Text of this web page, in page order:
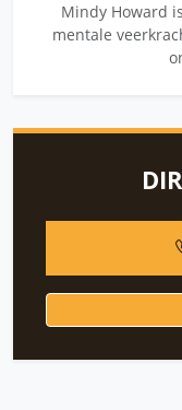
Mindy Howard
mentale